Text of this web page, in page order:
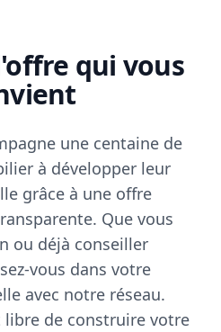
qui vous
une centaine de
à développer leur
grâce à une offre
Que vous
ou déjà conseiller
vous dans votre
avec notre réseau.
libre de construire votre